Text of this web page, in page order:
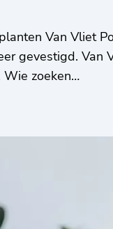
Van Vliet
gevestigd.
Wie zoeken…